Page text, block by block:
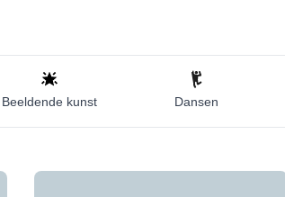
Beeldende kunst Dansen